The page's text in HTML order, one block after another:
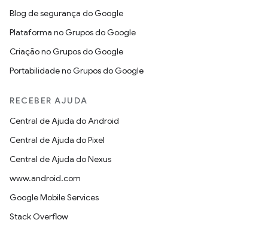
Blog de segurança do Google
Plataforma no Grupos do Google
Criação no Grupos do Google
Portabilidade no Grupos do Google
RECEBER AJUDA
Central de Ajuda do Android
Central de Ajuda do Pixel
Central de Ajuda do Nexus
www.android.com
Google Mobile Services
Stack Overflow